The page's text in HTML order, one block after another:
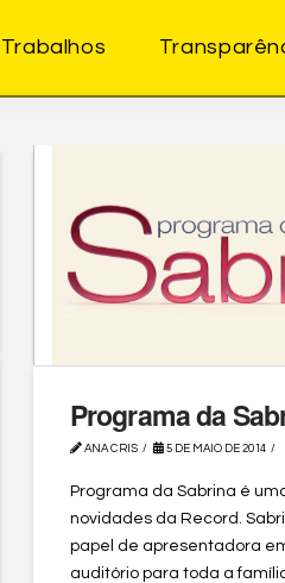
Trabalhos
Programa da
ANA CRIS 5 DE MAIO DE 2014
Programa da Sabrina é
novidades da Record.
papel de apresentadora
auditório para toda a